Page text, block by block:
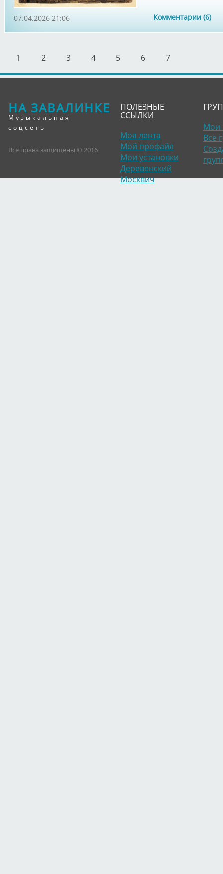
Комментарии (6)
07.04.2026 21:06
1 2 3 4 5 6 7
НА ЗАВАЛИНКЕ
Музыкальная
соцсеть
Все права защищены © 2016
ПОЛЕЗНЫЕ
ССЫЛКИ
Моя лента
Мой профайл
Мои установки
Деревенский
Москвич
Мои
Все